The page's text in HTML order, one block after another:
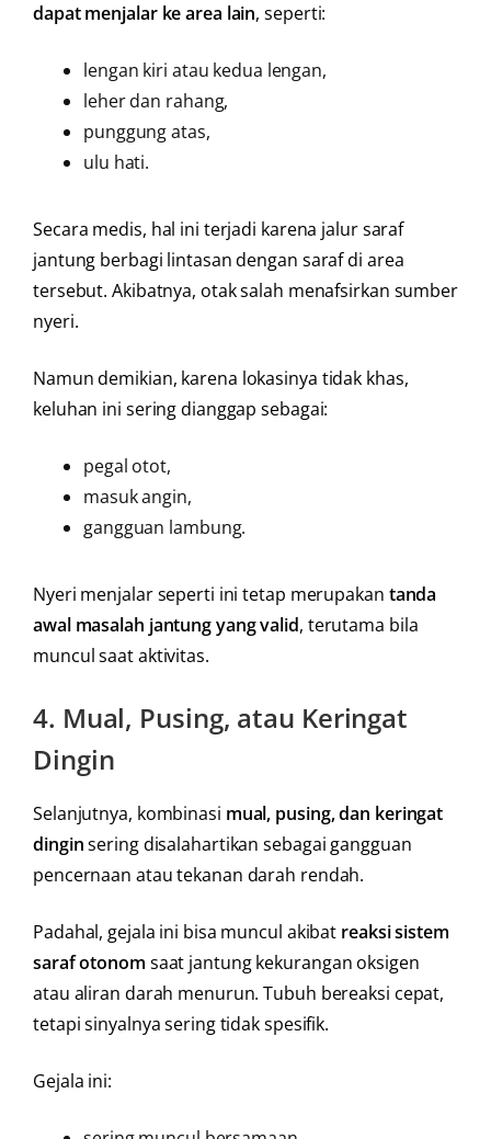
dapat menjalar ke area lain, seperti:
lengan kiri atau kedua lengan,
leher dan rahang,
punggung atas,
ulu hati.
Secara medis, hal ini terjadi karena jalur saraf
jantung berbagi lintasan dengan saraf di area
tersebut. Akibatnya, otak salah menafsirkan sumber
nyeri.
Namun demikian, karena lokasinya tidak khas,
keluhan ini sering dianggap sebagai:
pegal otot,
masuk angin,
gangguan lambung.
Nyeri menjalar seperti ini tetap merupakan tanda
awal masalah jantung yang valid, terutama bila
muncul saat aktivitas.
4. Mual, Pusing, atau Keringat
Dingin
Selanjutnya, kombinasi mual, pusing, dan keringat
dinginsering disalahartikan sebagai gangguan
pencernaan atau tekanan darah rendah.
Padahal, gejala ini bisa muncul akibat reaksi sistem
saraf otonom saat jantung kekurangan oksigen
atau aliran darah menurun. Tubuh bereaksi cepat,
tetapi sinyalnya sering tidak spesifik.
Gejala ini: